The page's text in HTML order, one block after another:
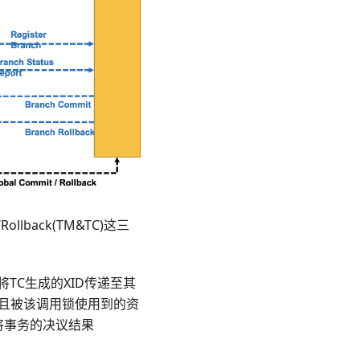
这三
TC生成的XID传递至其
被该调用锁使用到的资
务的决议结果